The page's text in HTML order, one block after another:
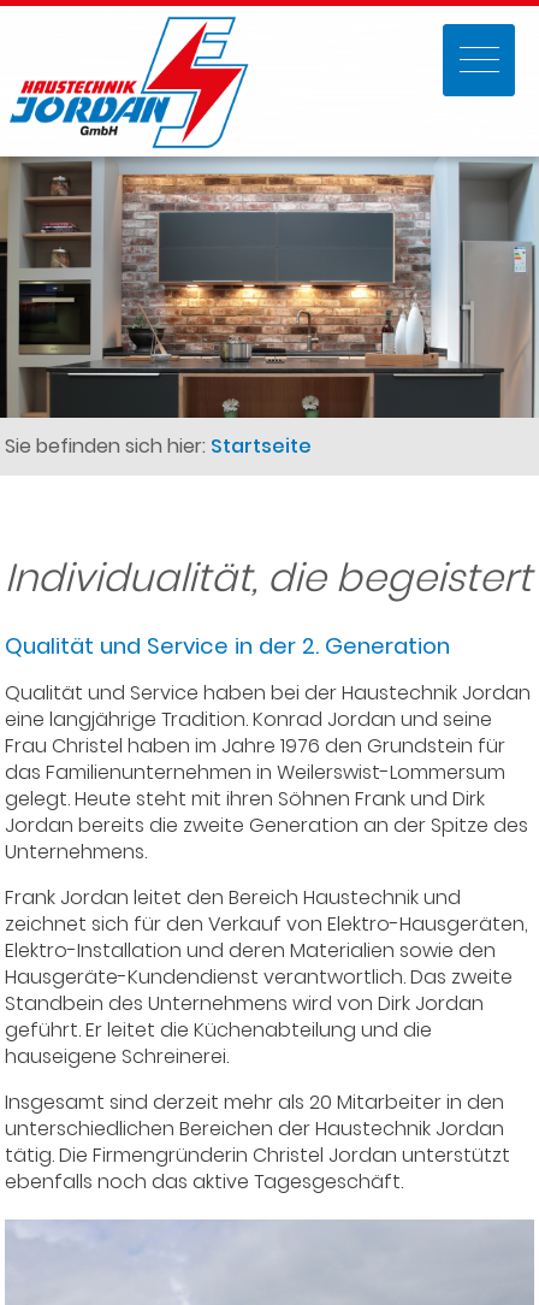
Sie befinden sich hier: Startseite
Individualität, die begeistert
Qualität und Service in der 2. Generation
Qualität und Service haben bei der Haustechnik Jordan
eine langjährige Tradition. Konrad Jordan und seine
Frau Christel haben im Jahre 1976 den Grundstein für
das Familienunternehmen in Weilerswist-Lommersum
gelegt. Heute steht mit ihren Söhnen Frank und Dirk
Jordan bereits die zweite Generation an der Spitze des
Unternehmens.
Frank Jordan leitet den Bereich Haustechnik und
zeichnet sich für den Verkauf von Elektro-Hausgeräten,
Elektro-Installation und deren Materialien sowie den
Hausgeräte-Kundendienst verantwortlich. Das zweite
Standbein des Unternehmens wird von Dirk Jordan
geführt. Er leitet die Küchenabteilung und die
hauseigene Schreinerei.
Insgesamt sind derzeit mehr als 20 Mitarbeiter in den
unterschiedlichen Bereichen der Haustechnik Jordan
tätig. Die Firmengründerin Christel Jordan unterstützt
ebenfalls noch das aktive Tagesgeschäft.